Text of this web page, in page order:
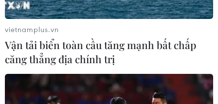
#Hỗ trợ khẩn cấp #Hậu quả mưa lũ
#Bão số 11
Bắc Ninh
Cao Bằng
Thái Nguyên
vietnamplus.vn
Vận tải biển toàn cầu tăng mạnh bất chấp
căng thẳng địa chính trị